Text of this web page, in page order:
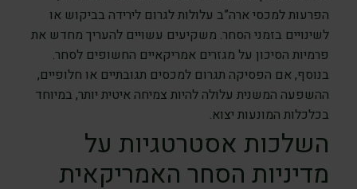
הפרעות למכסי ארה”ב עלולות לגרום לירידה בביקוש או
לשינויים בזמני הסחר. משקיעים עשויים להעריך מחדש את
פרמיות הסיכון על מגזרים אמריקאיים החשופים לסחר.
בנוסף, אם הפסיקה תגרום למכסים תגובתיים או חלופיים,
ההשפעה המשנית עלולה להיות צמיחה איטית יותר, במיוחד
בכלכלות המונעות יצוא.
השלכות אסטרטגיות על
מדיניות הסחר האמריקאית